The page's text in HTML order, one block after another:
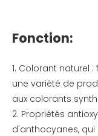
Fonction:
1. Colorant naturel
une variété de
aux colorants
2. Propriétés
d'anthocyanes,